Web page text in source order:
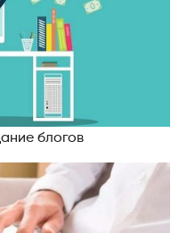
блогов